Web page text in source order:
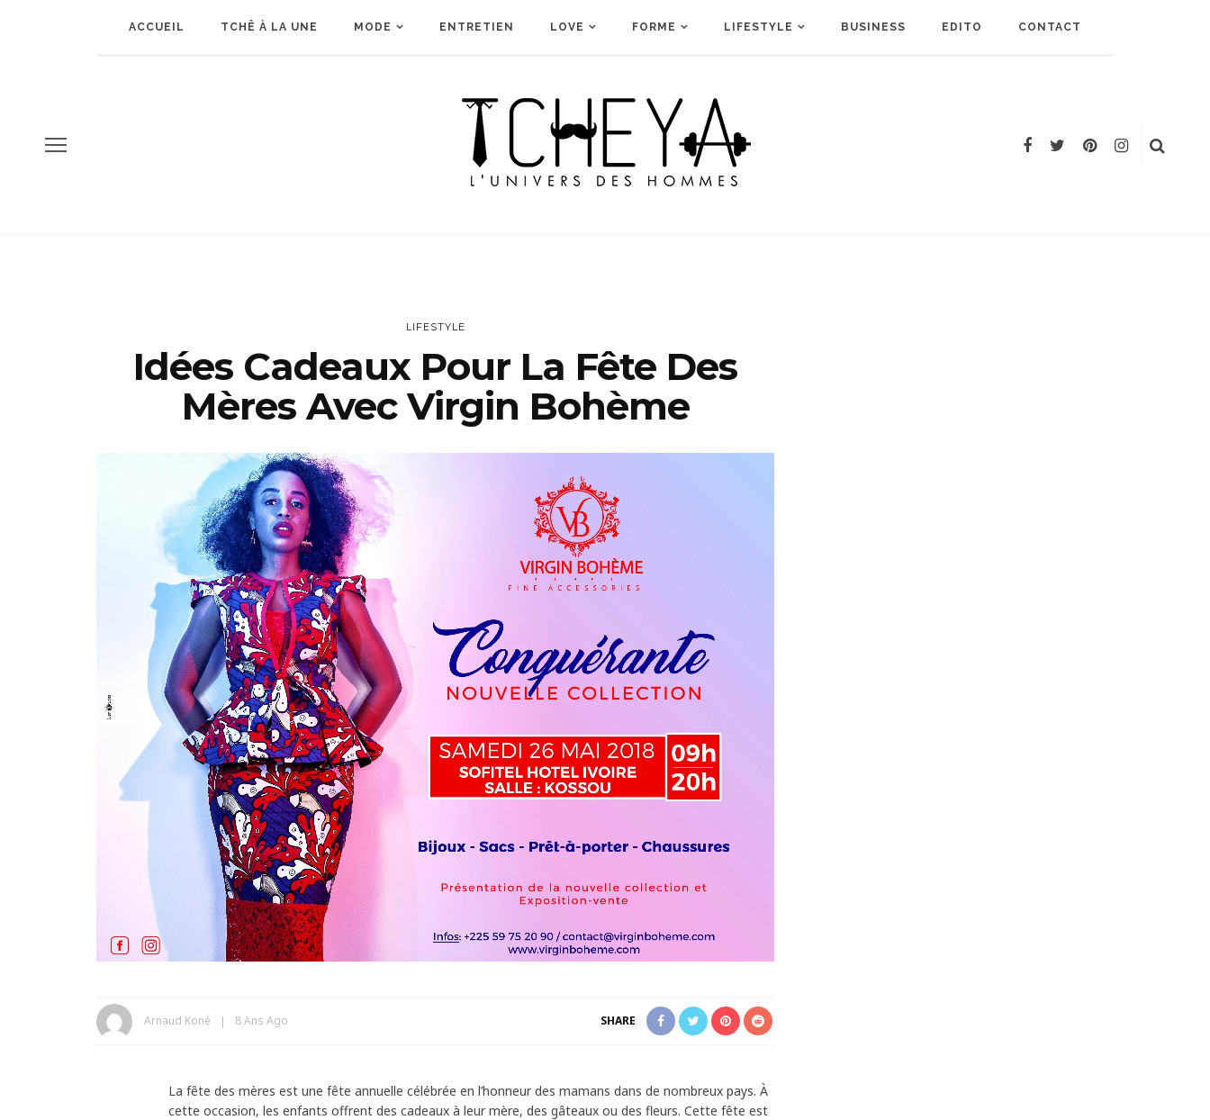
ACCUEIL TCHÊ À LA UNE MODE ENTRETIEN LOVE FORME LIFESTYLE BUSINESS EDITO CONTACT
LIFESTYLE
Idées Cadeaux Pour La Fête Des
Mères Avec Virgin Bohème
Arnaud Koné 8 Ans Ago SHARE
La fête des mères est une fête annuelle célébrée en l’honneur des mamans dans de nombreux pays. À
cette occasion, les enfants offrent des cadeaux à leur mère, des gâteaux ou des fleurs. Cette fête est